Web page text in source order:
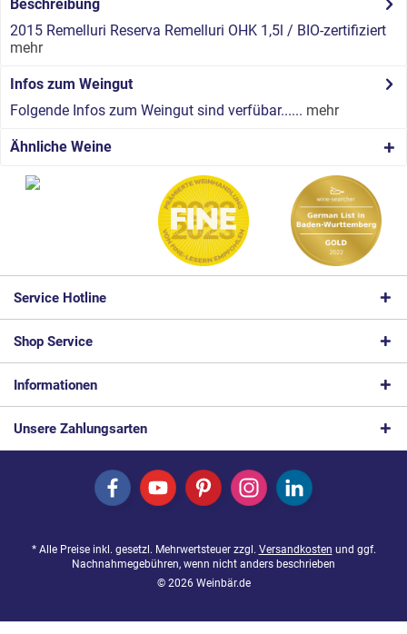
Beschreibung
2015 Remelluri Reserva Remelluri OHK 1,5l / BIO-zertifiziert
mehr
Infos zum Weingut
Folgende Infos zum Weingut sind verfübar...... mehr
Ähnliche Weine
Service Hotline
Shop Service
Informationen
Unsere Zahlungsarten
* Alle Preise inkl. gesetzl. Mehrwertsteuer zzgl. Versandkosten und ggf.
Nachnahmegebühren, wenn nicht anders beschrieben
© 2026 Weinbär.de